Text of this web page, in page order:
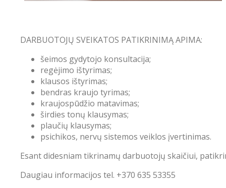
DARBUOTOJŲ SVEIKATOS PATIKRINIMĄ APIMA:
šeimos gydytojo konsultacija;
regėjimo ištyrimas;
klausos ištyrimas;
bendras kraujo tyrimas;
kraujospūdžio matavimas;
širdies tonų klausymas;
plaučių klausymas;
psichikos, nervų sistemos veiklos įvertinimas.
Esant didesniam tikrinamų darbuotojų skaičiui,
Daugiau informacijos tel. +370 635 53355